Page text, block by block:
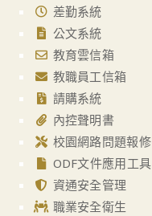
差勤系統
公文系統
教育雲信箱
教職員工信箱
請購系統
內控聲明書
校園網路問題報修
ODF文件應用工具
資通安全管理
職業安全衛生